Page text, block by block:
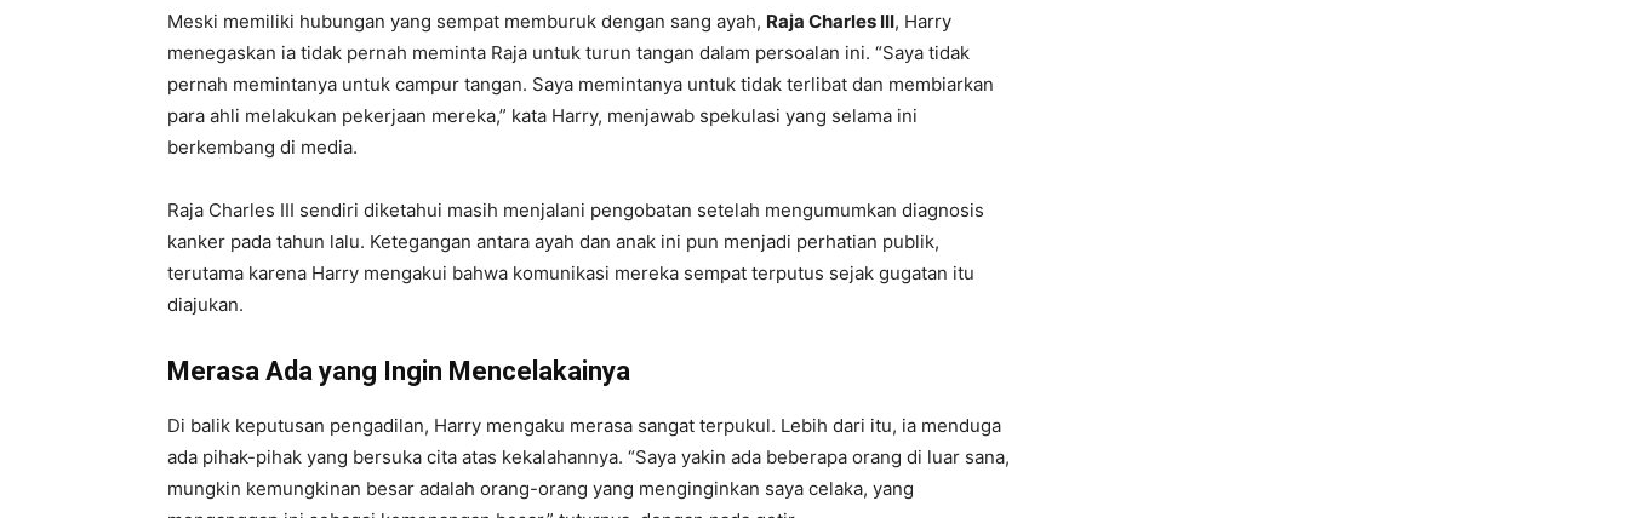
Meski memiliki hubungan yang sempat memburuk dengan sang ayah, Raja Charles III, Harry
menegaskan ia tidak pernah meminta Raja untuk turun tangan dalam persoalan ini. “Saya tidak
pernah memintanya untuk campur tangan. Saya memintanya untuk tidak terlibat dan membiarkan
para ahli melakukan pekerjaan mereka,” kata Harry, menjawab spekulasi yang selama ini
berkembang di media.
Raja Charles III sendiri diketahui masih menjalani pengobatan setelah mengumumkan diagnosis
kanker pada tahun lalu. Ketegangan antara ayah dan anak ini pun menjadi perhatian publik,
terutama karena Harry mengakui bahwa komunikasi mereka sempat terputus sejak gugatan itu
diajukan.
Merasa Ada yang Ingin Mencelakainya
Di balik keputusan pengadilan, Harry mengaku merasa sangat terpukul. Lebih dari itu, ia menduga
ada pihak-pihak yang bersuka cita atas kekalahannya. “Saya yakin ada beberapa orang di luar sana,
mungkin kemungkinan besar adalah orang-orang yang menginginkan saya celaka, yang